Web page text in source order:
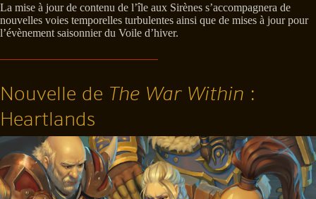
La mise à jour de contenu de l’île aux Sirènes s’accompagnera de
nouvelles voies temporelles turbulentes ainsi que de mises à jour pour
l’évènement saisonnier du Voile d’hiver.
Nouvelle de The War Within :
Heartlands